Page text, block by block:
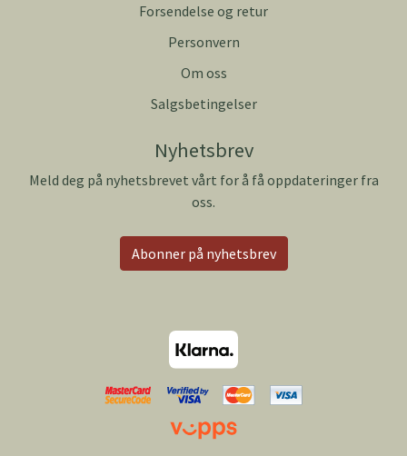
Forsendelse og retur
Personvern
Om oss
Salgsbetingelser
Nyhetsbrev
Meld deg på nyhetsbrevet vårt for å få oppdateringer fra
oss.
Abonner på nyhetsbrev